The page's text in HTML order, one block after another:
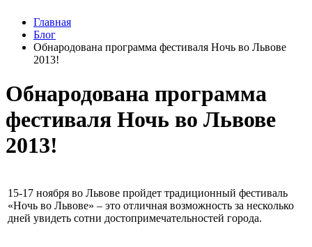
Главная
Блог
Обнародована программа фестиваля Ночь во Львове
2013!
Обнародована программа
фестиваля Ночь во Львове
2013!
15-17 ноября во Львове пройдет традиционный фестиваль
«Ночь во Львове» – это отличная возможность за несколько
дней увидеть сотни достопримечательностей города.